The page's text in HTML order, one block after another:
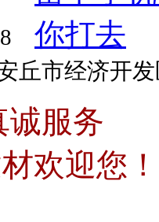
丘市经济开
服务
迎您！